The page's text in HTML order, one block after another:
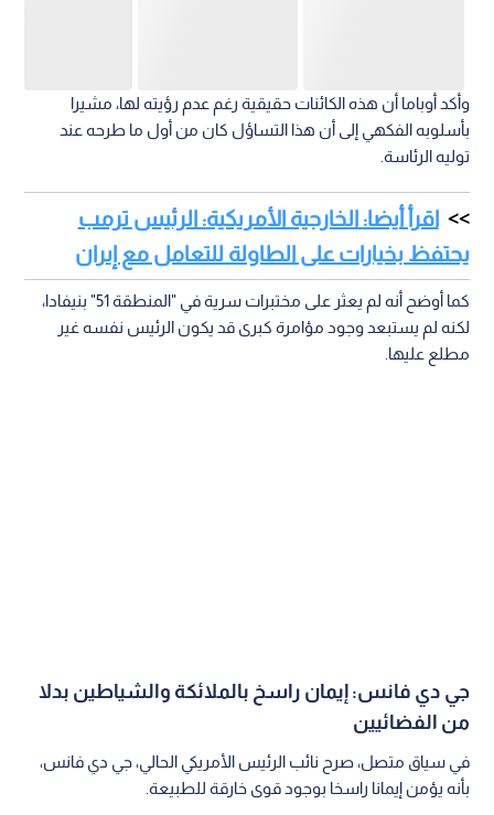
وأكد أوباما أن هذه الكائنات حقيقية رغم عدم رؤيته لها، مشيرا
بأسلوبه الفكهي إلى أن هذا التساؤل كان من أول ما طرحه عند
توليه الرئاسة.
اقرأ أيضا: الخارجية الأمريكية: الرئيس ترمب
يحتفظ بخيارات على الطاولة للتعامل مع إيران
كما أوضح أنه لم يعثر على مختبرات سرية في "المنطقة 51" بنيفادا،
لكنه لم يستبعد وجود مؤامرة كبرى قد يكون الرئيس نفسه غير
مطلع عليها.
جي دي فانس: إيمان راسخ بالملائكة والشياطين بدلا
من الفضائيين
في سياق متصل، صرح نائب الرئيس الأمريكي الحالي، جي دي فانس،
بأنه يؤمن إيمانا راسخا بوجود قوى خارقة للطبيعة.